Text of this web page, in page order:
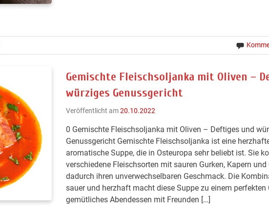
Gemischte Fleischsoljanka mit Oliven –
würziges Genussgericht
Veröffentlicht am20.10.2022
0 Gemischte Fleischsoljanka mit Oliven – Deftiges und
Genussgericht Gemischte Fleischsoljanka ist eine
aromatische Suppe, die in Osteuropa sehr beliebt ist. Sie
verschiedene Fleischsorten mit sauren Gurken, Kapern
dadurch ihren unverwechselbaren Geschmack. Die
sauer und herzhaft macht diese Suppe zu einem perfekten
gemütliches Abendessen mit Freunden […]